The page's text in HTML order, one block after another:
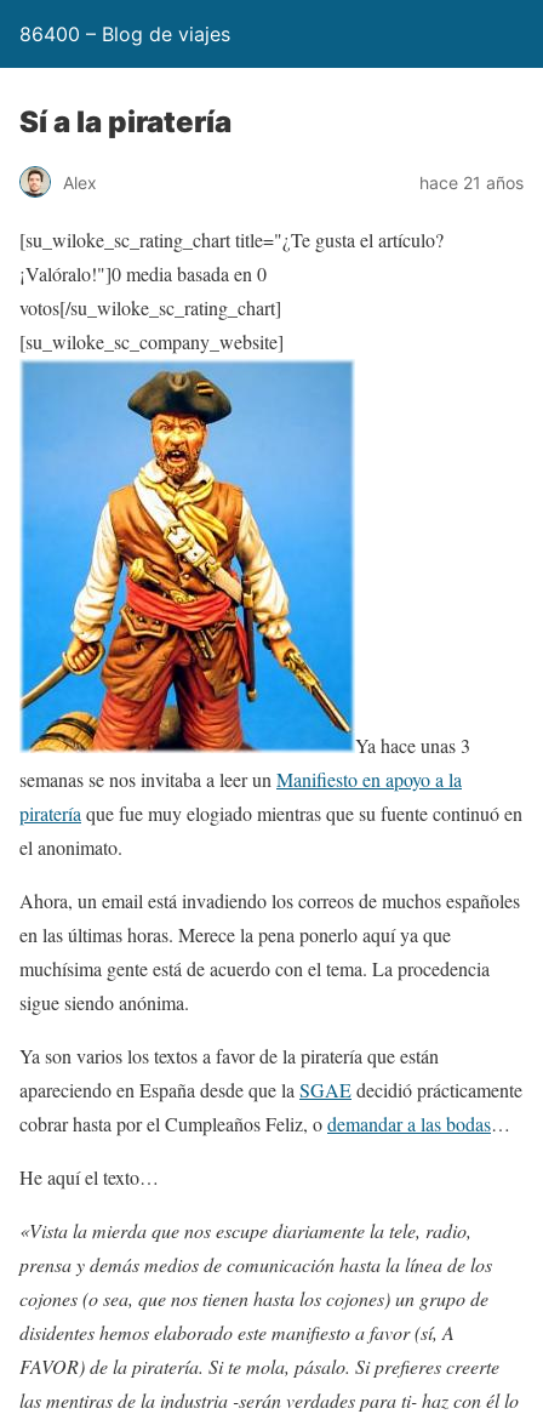
86400 – Blog de viajes
Sí a la piratería
Alex hace 21 años
[su_wiloke_sc_rating_chart title="¿Te gusta el artículo?
¡Valóralo!"]0media basada en 0
votos[/su_wiloke_sc_rating_chart]
[su_wiloke_sc_company_website]
Ya hace unas 3
semanas se nos invitaba a leer un Manifiesto en apoyo a la
piratería que fue muy elogiado mientras que su fuente continuó en
el anonimato.
Ahora, un email está invadiendo los correos de muchos españoles
en las últimas horas. Merece la pena ponerlo aquí ya que
muchísima gente está de acuerdo con el tema. La procedencia
sigue siendo anónima.
Ya son varios los textos a favor de la piratería que están
apareciendo en España desde que la SGAEdecidió prácticamente
cobrar hasta por el Cumpleaños Feliz, odemandar a las bodas…
He aquí el texto…
«Vista la mierda que nos escupe diariamente la tele, radio,
prensa y demás medios de comunicación hasta la línea de los
cojones (o sea, que nos tienen hasta los cojones) un grupo de
disidentes hemos elaborado este manifiesto a favor (sí, A
FAVOR) de la piratería. Si te mola, pásalo. Si prefieres creerte
las mentiras de la industria -serán verdades para ti- haz con él lo